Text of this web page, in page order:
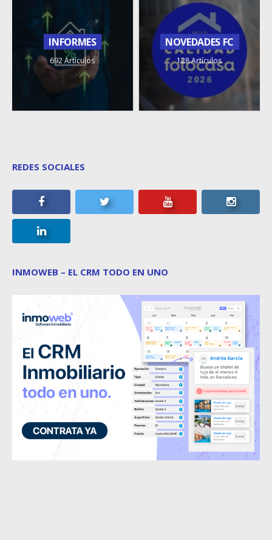
INFORMES
692 Artículos
NOVEDADES FC
128 Artículos
REDES SOCIALES
INMOWEB – EL CRM TODO EN UNO